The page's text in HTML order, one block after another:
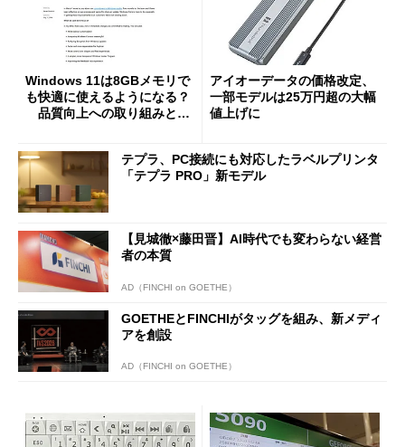
Windows 11は8GBメモリで
も快適に使えるようになる？
品質向上への取り組みと
アイオーデータの価格改定、
一部モデルは25万円超の大幅
値上げに
テプラ、PC接続にも対応したラベルプリンタ
「テプラ PRO」新モデル
【見城徹×藤田晋】AI時代でも変わらない経営
者の本質
AD（FINCHI on GOETHE）
GOETHEとFINCHIがタッグを組み、新メディ
アを創設
AD（FINCHI on GOETHE）